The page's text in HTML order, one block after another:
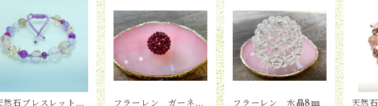
然石ブレスレット
フラーレン ガーネッ
フラーレン 水晶8㎜
天然